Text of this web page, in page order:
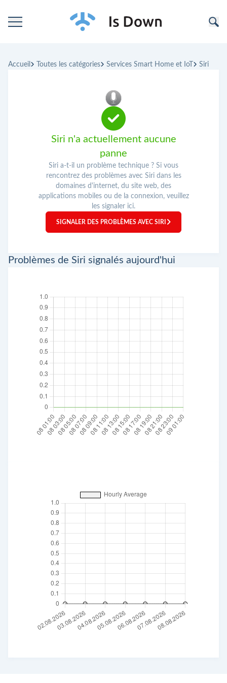
Catégories
Accueil Toutes les catégories Services Smart Home et IoT Siri
Siri n'a actuellement aucune
panne
Siri a-t-il un problème technique ? Si vous
rencontrez des problèmes avec Siri dans les
domaines d'internet, du site web, des
applications mobiles ou de la connexion, veuillez
les signaler ici.
SIGNALER DES PROBLÈMES AVEC SIRI
Problèmes de Siri signalés aujourd'hui